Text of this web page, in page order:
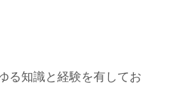
る知識と経験を有してお